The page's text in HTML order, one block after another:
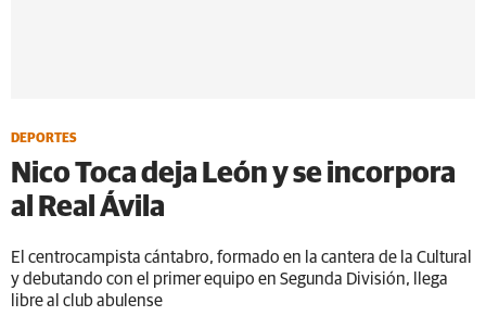
DEPORTES
Nico Toca deja León y se incorpora
al Real Ávila
El centrocampista cántabro, formado en la cantera de la Cultural
y debutando con el primer equipo en Segunda División, llega
libre al club abulense